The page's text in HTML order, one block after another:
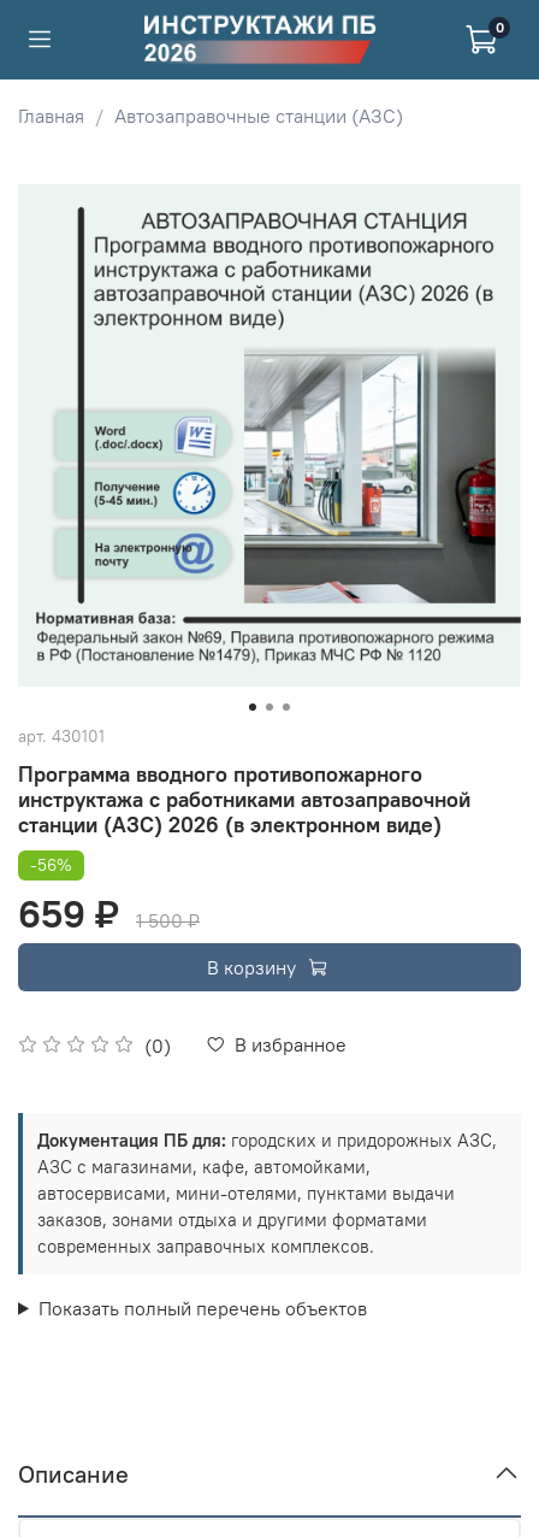
0
Главная Автозаправочные станции (АЗС)
арт. 430101
Программа вводного противопожарного
инструктажа с работниками автозаправочной
станции (АЗС) 2026 (в электронном виде)
(0) В избранное
-56%
659 ₽
1 500 ₽
В корзину
Документация ПБ для: городских и придорожных АЗС,
АЗС с магазинами, кафе, автомойками,
автосервисами, мини-отелями, пунктами выдачи
заказов, зонами отдыха и другими форматами
современных заправочных комплексов.
Показать полный перечень объектов
Описание